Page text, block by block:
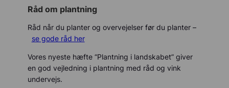
Råd om plantning
Råd når du planter og overvejelser før du planter –
se gode råd her
Vores nyeste hæfte “Plantning i landskabet” giver
en god vejledning i plantning med råd og vink
undervejs.